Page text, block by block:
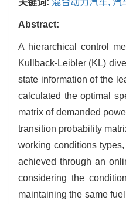
关键词: 混合动力汽车, 汽
Abstract:
A hierarchical control
Kullback-Leibler (KL)
state information of the
calculated the optimal
matrix of demanded
transition probability
working conditions
achieved through an
considering the
maintaining the same